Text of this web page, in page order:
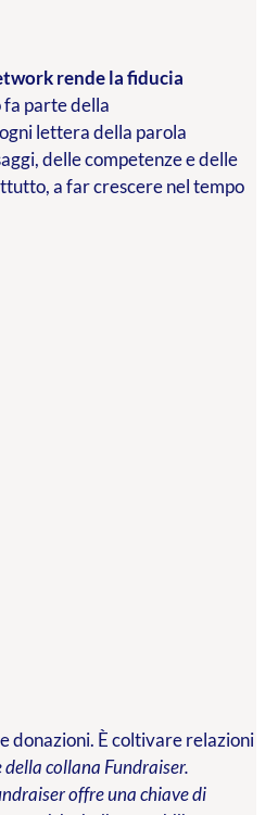
rende la fiducia
fa parte della
lettera della parola
delle competenze e delle
a far crescere nel tempo
donazioni. È coltivare relazioni
collana Fundraiser.
offre una chiave di